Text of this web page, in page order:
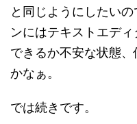
と同じようにしたい
ンにはテキストエデ
できるか不安な状態
かなぁ。
では続きです。